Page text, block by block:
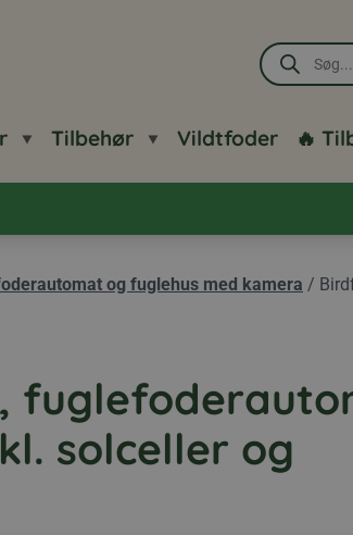
Products
search
Tilbehør Vildtfoder 🔥
og fuglehus med kamera /
solceller og